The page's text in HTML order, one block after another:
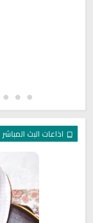
اذاعات البث المباشر